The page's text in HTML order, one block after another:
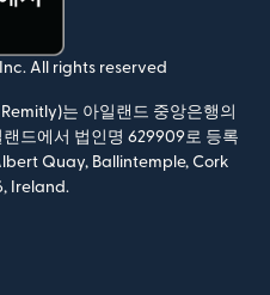
All rights reserved
는 아일랜드 중앙은행의
드에서 법인명 629909로 등록
Quay, Ballintemple, Cork
Ireland.